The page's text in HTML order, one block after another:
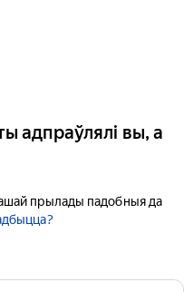
адпраўлялі вы, а
прылады падобныя да